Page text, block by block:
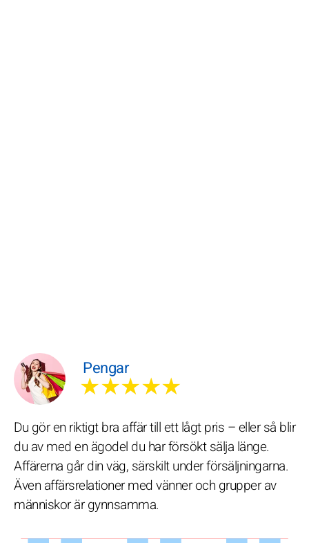
Pengar
★★★★★
Du gör en riktigt bra affär till ett lågt pris – eller så blir
du av med en ägodel du har försökt sälja länge.
Affärerna går din väg, särskilt under försäljningarna.
Även affärsrelationer med vänner och grupper av
människor är gynnsamma.